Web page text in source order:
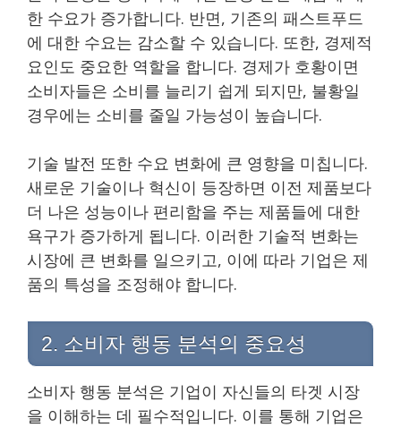
한 수요가 증가합니다. 반면, 기존의 패스트푸드
에 대한 수요는 감소할 수 있습니다. 또한, 경제적
요인도 중요한 역할을 합니다. 경제가 호황이면
소비자들은 소비를 늘리기 쉽게 되지만, 불황일
경우에는 소비를 줄일 가능성이 높습니다.
기술 발전 또한 수요 변화에 큰 영향을 미칩니다.
새로운 기술이나 혁신이 등장하면 이전 제품보다
더 나은 성능이나 편리함을 주는 제품들에 대한
욕구가 증가하게 됩니다. 이러한 기술적 변화는
시장에 큰 변화를 일으키고, 이에 따라 기업은 제
품의 특성을 조정해야 합니다.
2. 소비자 행동 분석의 중요성
소비자 행동 분석은 기업이 자신들의 타겟 시장
을 이해하는 데 필수적입니다. 이를 통해 기업은